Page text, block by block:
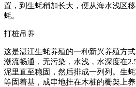
置，到生蚝稍加长大，便从海水浅区
蚝。
打桩吊养
这是湛江生蚝养殖的一种新兴养殖方
潮流畅通，无污染，水浅，水深度在
泥里直至稳固，然后排成一列列。生
等固着基，成串地挂在木桩的栅架上